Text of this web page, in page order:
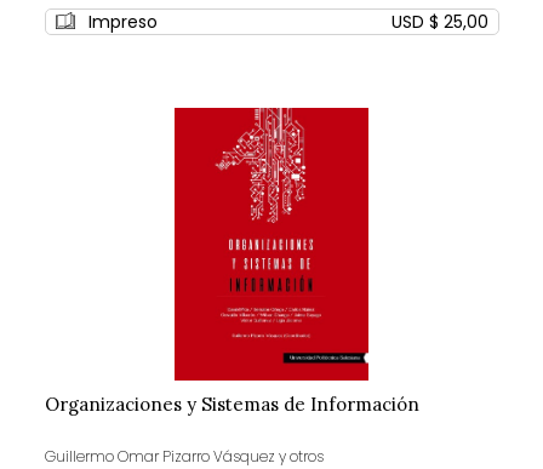
Impreso
USD $ 25,00
Organizaciones y Sistemas de Información
Guillermo Omar Pizarro Vásquez y otros